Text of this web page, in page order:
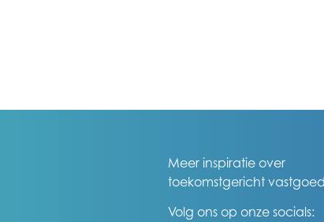
Meer inspiratie over
toekomstgericht
Volg ons op onze socials: